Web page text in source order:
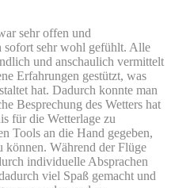
sehr offen und
sehr wohl gefühlt. Alle
und anschaulich vermittelt
Erfahrungen gestützt, was
hat. Dadurch konnte man
Besprechung des Wetters hat
für die Wetterlage zu
Tools an die Hand gegeben,
können. Während der Flüge
individuelle Absprachen
viel Spaß gemacht und